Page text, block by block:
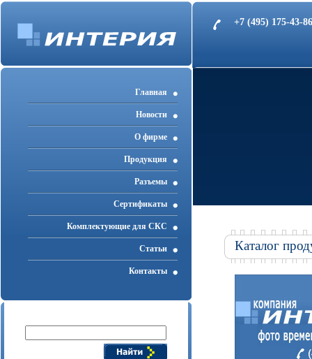
+7 (495) 175-43-
Главная
Новости
О фирме
Продукция
Разъемы
Cертификаты
Комплектующие для СКС
Статьи
Контакты
Каталог